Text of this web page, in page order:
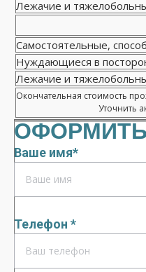
Лежачие и
Самостоятельные,
Нуждающиеся в
Лежачие и
Окончательная стоимость
Уточнить
Ваше имя*
Телефон *